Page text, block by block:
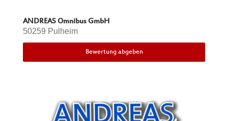
ANDREAS Omnibus GmbH
50259 Pulheim
Bewertung abgeben